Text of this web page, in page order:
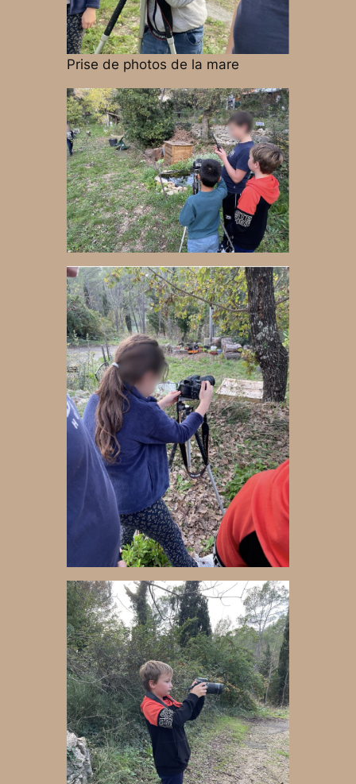
Prise de photos de la mare